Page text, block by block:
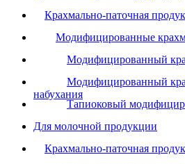
Крахмально-паточная
Модифицированные
Модифицированный
Модифицированный
набухания
Тапиоковый
Для молочной продукции
Крахмально-паточная